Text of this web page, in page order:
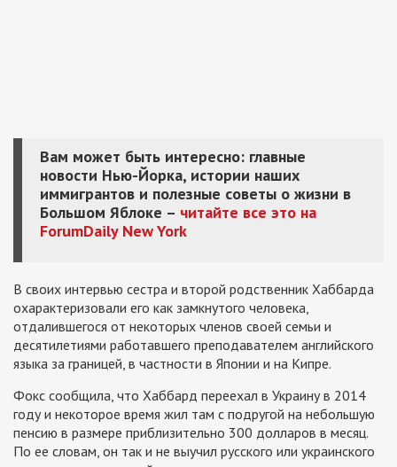
Вам может быть интересно: главные
новости Нью-Йорка, истории наших
иммигрантов и полезные советы о жизни в
Большом Яблоке – читайте все это на
ForumDaily New York
В своих интервью сестра и второй родственник Хаббарда
охарактеризовали его как замкнутого человека,
отдалившегося от некоторых членов своей семьи и
десятилетиями работавшего преподавателем английского
языка за границей, в частности в Японии и на Кипре.
Фокс сообщила, что Хаббард переехал в Украину в 2014
году и некоторое время жил там с подругой на небольшую
пенсию в размере приблизительно 300 долларов в месяц.
По ее словам, он так и не выучил русского или украинского